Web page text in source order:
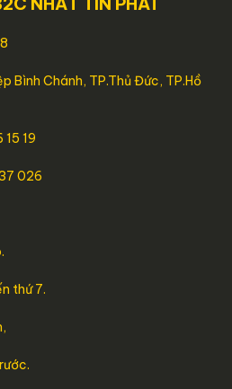
Bình Chánh, TP.Thủ Đức, TP.Hồ
15 19
026
thứ 7.